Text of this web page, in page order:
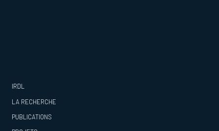
IRDL
LA RECHERCHE
PUBLICATIONS